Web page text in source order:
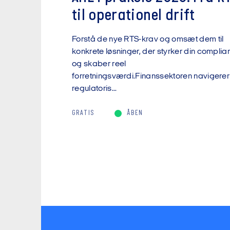
til operationel drift
Forstå de nye RTS-krav og omsæt dem til
konkrete løsninger, der styrker din
og skaber reel
forretningsværdi.Finanssektoren navigerer
regulatoris...
GRATIS ÅBEN